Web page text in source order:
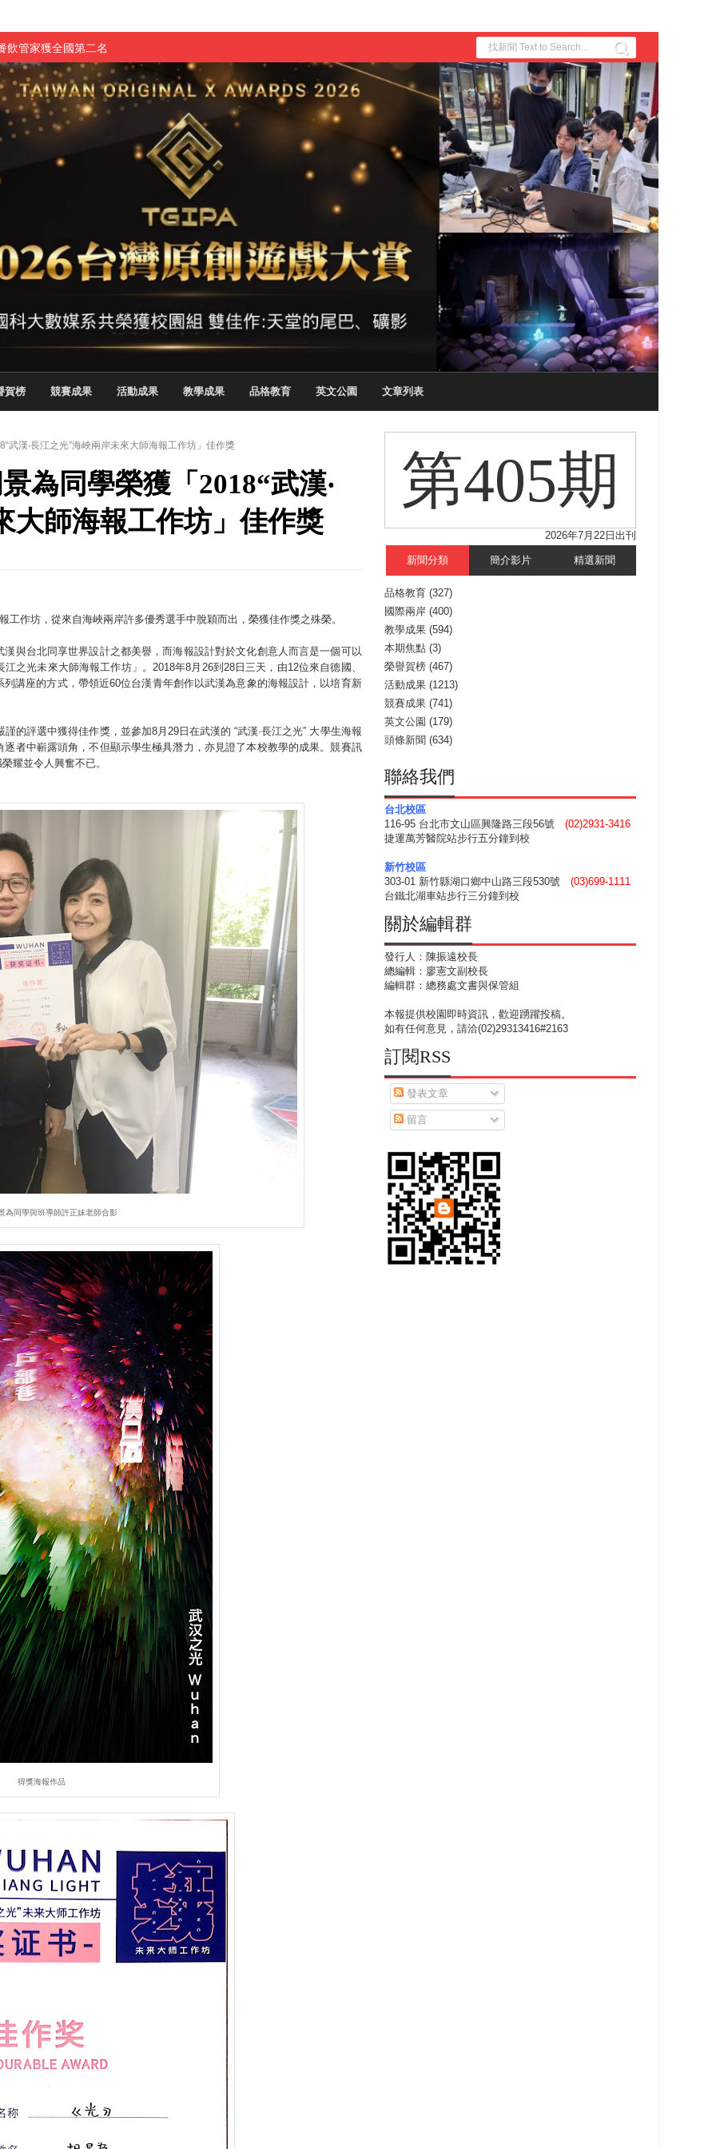
飲管家獲全國第二名
與青年學子溫馨對談 傳遞品格與智慧力量
生蛻變成金融新星
燃爆傳統與現代
遊戲大賞雙佳作
專廣播詞競賽英文組佳作
比賽」成績出爐
」 點亮智慧金融時代的跨域新局
索金融實習優勢
影展最高榮譽白金獎
戲抱回金點新秀獎
2026 TSID 提出具體舊建築再利用提案
校院電腦動畫競賽嶄露頭角
科大雙校區學生會全國賽勇奪佳績
典青銀共學、逐夢啟航
賀榜 競賽成果 活動成果 教學成果 品格教育 英文公園 文章列表
武漢‧長江之光”海峽兩岸未來大師海報工作坊」佳作獎
為同學榮獲「2018“武漢‧
大師海報工作坊」佳作獎
工作坊，從來自海峽兩岸許多優秀選手中脫穎而出，榮獲佳作獎之殊榮。
與台北同享世界設計之都美譽，而海報設計對於文化創意人而言是一個可以
之光未來大師海報工作坊」。2018年8月26到28日三天，由12位來自德國、
講座的方式，帶領近60位台漢青年創作以武漢為意象的海報設計，以培育新
的評選中獲得佳作獎，並參加8月29日在武漢的 “武漢·長江之光” 大學生海報
者中嶄露頭角，不但顯示學生極具潛力，亦見證了本校教學的成果。競賽訊
耀並令人興奮不已。
為同學與班導師許正妹老師合影
得獎海報作品
第405期
2026年7月22日出刊
新聞分類 簡介影片 精選新聞
品格教育 (327)
國際兩岸 (400)
教學成果 (594)
本期焦點 (3)
榮譽賀榜 (467)
活動成果 (1213)
競賽成果 (741)
英文公園 (179)
頭條新聞 (634)
聯絡我們
台北校區
116-95 台北市文山區興隆路三段56號 (02)2931-3416
捷運萬芳醫院站步行五分鐘到校
新竹校區
303-01 新竹縣湖口鄉中山路三段530號 (03)699-1111
台鐵北湖車站步行三分鐘到校
關於編輯群
發行人：陳振遠校長
總編輯：廖憲文副校長
編輯群：總務處文書與保管組
本報提供校園即時資訊，歡迎踴躍投稿。
如有任何意見，請洽(02)29313416#2163
訂閱RSS
發表文章
留言